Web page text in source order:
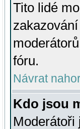
Tito lidé
fóru.
Návrat
Kdo jsou
Moderátoři